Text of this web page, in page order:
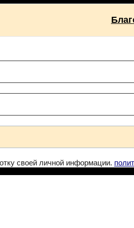
своей личной информации.